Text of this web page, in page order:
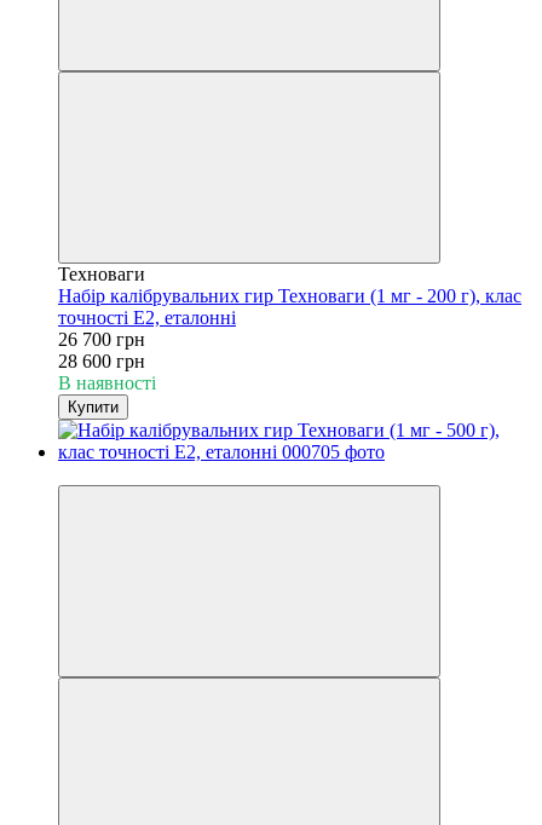
Техноваги
Набір калібрувальних гир Техноваги (1 мг - 200 г), клас
точності Е2, еталонні
26 700 грн
28 600 грн
В наявності
Купити